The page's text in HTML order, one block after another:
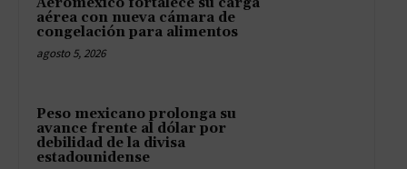
Aeroméxico fortalece su carga
aérea con nueva cámara de
congelación para alimentos
agosto 5, 2026
Peso mexicano prolonga su
avance frente al dólar por
debilidad de la divisa
estadounidense